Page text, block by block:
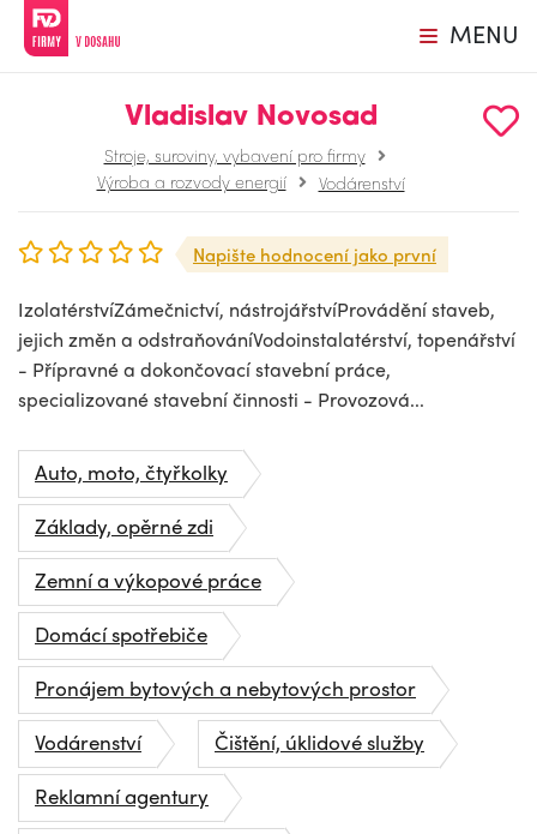
MENU
Vladislav Novosad
Stroje, suroviny, vybavení pro firmy
Výroba a rozvody energií
Vodárenství
Napište hodnocení jako první
IzolatérstvíZámečnictví, nástrojářstvíProvádění staveb,
jejich změn a odstraňováníVodoinstalatérství, topenářství
- Přípravné a dokončovací stavební práce,
specializované stavební činnosti - Provozová...
Auto, moto, čtyřkolky
Základy, opěrné zdi
Zemní a výkopové práce
Domácí spotřebiče
Pronájem bytových a nebytových prostor
Vodárenství
Čištění, úklidové služby
Reklamní agentury